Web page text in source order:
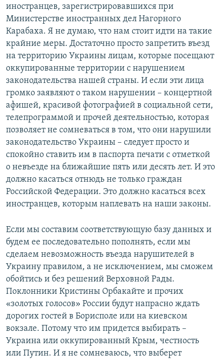
иностранцев, зарегистрировавшихся при
Министерстве иностранных дел Нагорного
Карабаха. Я не думаю, что нам стоит идти на такие
крайние меры. Достаточно просто запретить въезд
на территорию Украины лицам, которые посещают
оккупированные территории с нарушением
законодательства нашей страны. И если эти лица
громко заявляют о таком нарушении – концертной
афишей, красивой фотографией в социальной сети,
телепрограммой и прочей деятельностью, которая
позволяет не сомневаться в том, что они нарушили
законодательство Украины – следует просто и
спокойно ставить им в паспорта печати с отметкой
о невъезде на ближайшие пять или десять лет. И это
должно касаться отнюдь не только граждан
Российской Федерации. Это должно касаться всех
иностранцев, которым наплевать на наши законы.
Если мы составим соответствующую базу данных и
будем ее последовательно пополнять, если мы
сделаем невозможность въезда нарушителей в
Украину правилом, а не исключением, мы сможем
обойтись и без решений Верховной Рады.
Поклонники Кристины Орбакайте и прочих
«золотых голосов» России будут напрасно ждать
дорогих гостей в Борисполе или на киевском
вокзале. Потому что им придется выбирать –
Украина или оккупированный Крым, честность
или Путин. И я не сомневаюсь, что выберет